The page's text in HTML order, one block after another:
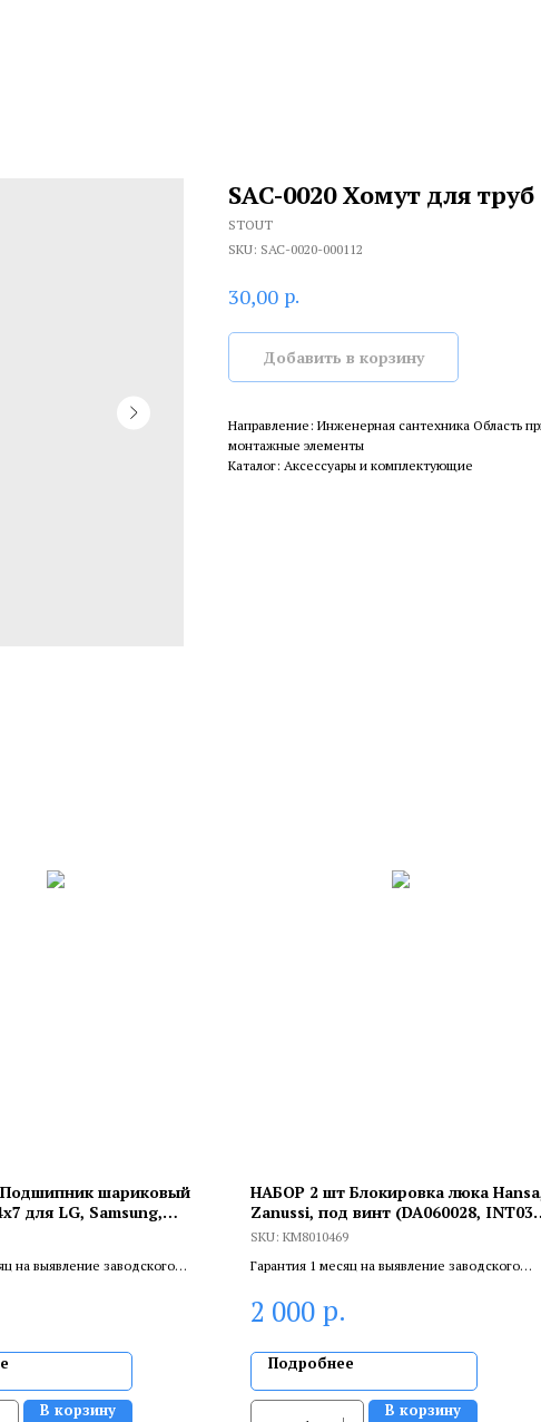
SAC-0020 Хомут для
STOUT
SKU: SAC-0020-000112
30,00 р.
Добавить в корзину
Направление: Инженерная сантехника Область
монтажные элементы
Каталог: Аксессуары и комплектующие
шариковый
для LG, Samsung,
на выявление заводского
специалист.
В корзину
НАБОР 2 шт Блокировка люка
Zanussi, под винт (DA060028,
DA058), KM8010469
SKU: KM8010469
Гарантия 1 месяц на выявление заводского
сертифицированный специалист.
2 000 р.
Подробнее
В корзину